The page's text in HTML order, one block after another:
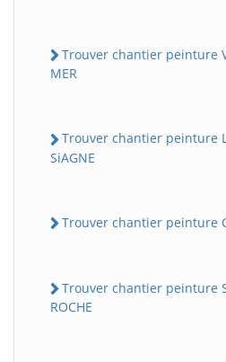
Trouver chantier peinture
MER
Trouver chantier peinture
SiAGNE
Trouver chantier peinture
Trouver chantier peinture
ROCHE